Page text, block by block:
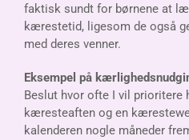
faktisk sundt for børnene at
kærestetid, ligesom de også
med deres venner.
Eksempel på
Beslut hvor ofte I vil prioritere
kæresteaften og en
kalenderen nogle måneder